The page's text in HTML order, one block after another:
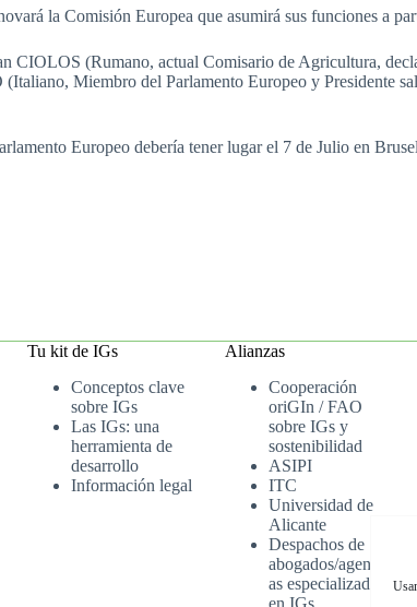
la Comisión Europea que asumirá sus funciones a
CIOLOS (Rumano, actual Comisario de Agricultura,
Miembro del Parlamento Europeo y Presidente
Europeo debería tener lugar el 7 de Julio en
Tu kit de IGs
Conceptos clave
sobre IGs
Las IGs: una
herramienta de
desarrollo
Información legal
Alianzas
Cooperación
oriGIn / FAO
sobre IGs y
sostenibilidad
ASIPI
ITC
Universidad de
Alicante
Despachos de
abogados/agenci
as especializados
en IGs